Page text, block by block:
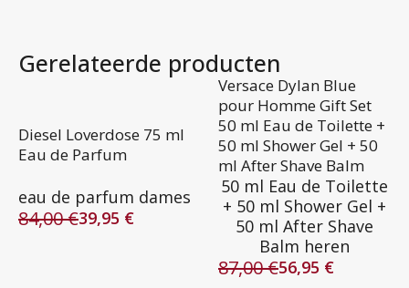
Gerelateerde producten
Diesel Loverdose 75 ml
Eau de Parfum
eau de parfum dames
84,00€
Oorspronkelijke
39,95 €
Huidige
Versace Dylan Blue
pour Homme Gift Set
50 ml Eau de Toilette +
50 ml Shower Gel + 50
ml After Shave Balm
50 ml Eau de Toilette
+ 50 ml Shower Gel +
50 ml After Shave
Balm heren
87,00€
Oorspronkelijke
56,95 €
Huidige